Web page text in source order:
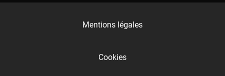
Mentions légales
Cookies